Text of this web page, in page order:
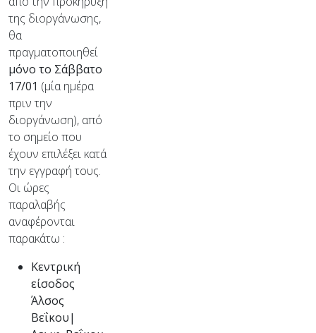
της διοργάνωσης,
θα
πραγματοποιηθεί
μόνο το Σάββατο
17/01 (μία ημέρα
πριν την
διοργάνωση), από
το σημείο που
έχουν επιλέξει κατά
την εγγραφή τους.
Οι ώρες
παραλαβής
αναφέρονται
παρακάτω :
Κεντρική
είσοδος
Άλσος
Βεΐκου|